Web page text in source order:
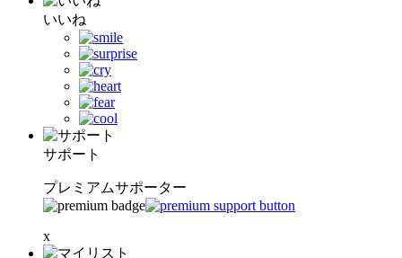
いいね
サポート
プレミアムサポーター
x